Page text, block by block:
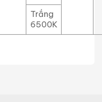
Trắng
6500K